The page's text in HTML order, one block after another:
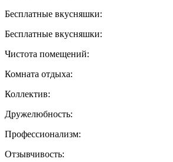
Бесплатные вкусняшки:
Бесплатные вкусняшки:
Чистота помещений:
Комната отдыха:
Коллектив:
Дружелюбность:
Профессионализм:
Отзывчивость: